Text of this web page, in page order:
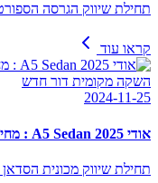
תחילת שיווק הגרסה
קראו עוד
השקה מקומית דור חדש
2024-11-25
אודי A5 Sedan 2025 : מחיר החל מ-349,500 ש"ח
תחילת שיווק מכונית